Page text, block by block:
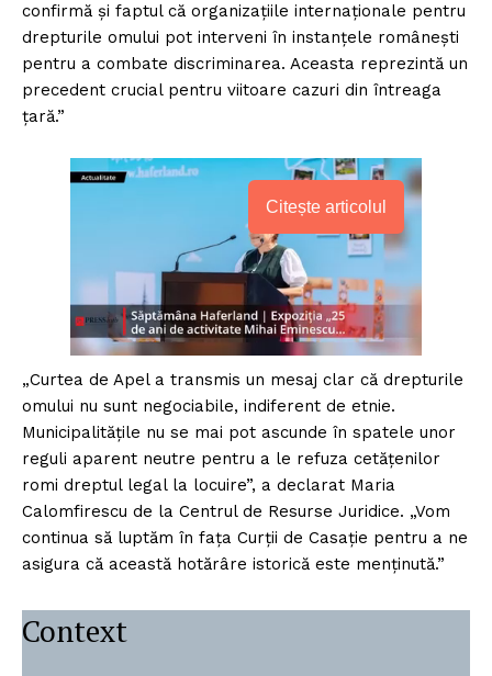
confirmă și faptul că organizațiile internaționale pentru
drepturile omului pot interveni în instanțele românești
pentru a combate discriminarea. Aceasta reprezintă un
precedent crucial pentru viitoare cazuri din întreaga
țară.”
Citește articolul
„Curtea de Apel a transmis un mesaj clar că drepturile
omului nu sunt negociabile, indiferent de etnie.
Municipalitățile nu se mai pot ascunde în spatele unor
reguli aparent neutre pentru a le refuza cetățenilor
romi dreptul legal la locuire”, a declarat Maria
Calomfirescu de la Centrul de Resurse Juridice. „Vom
continua să luptăm în fața Curții de Casație pentru a ne
asigura că această hotărâre istorică este menținută.”
Context